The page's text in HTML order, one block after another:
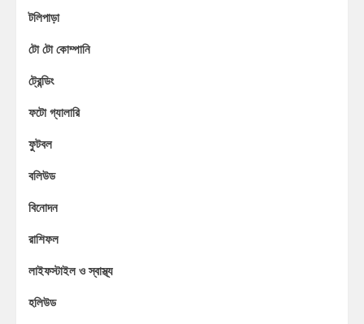
টলিপাড়া
টো টো কোম্পানি
ট্রেন্ডিং
ফটো গ্যালারি
ফুটবল
বলিউড
বিনোদন
রাশিফল
লাইফস্টাইল ও স্বাস্থ্য
হলিউড